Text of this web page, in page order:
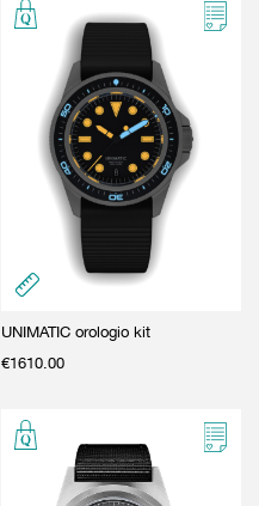
UNIMATIC orologio kit
€1610.00